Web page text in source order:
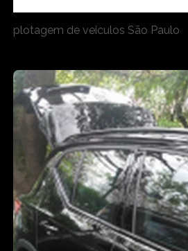
plotagem de veiculos São Paulo